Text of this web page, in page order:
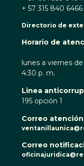
+ 57 315 840 6466
Directorio de
Horario de
lunes a viernes de
4:30 p. m.
Linea
195 opción 1
Correo
Correo